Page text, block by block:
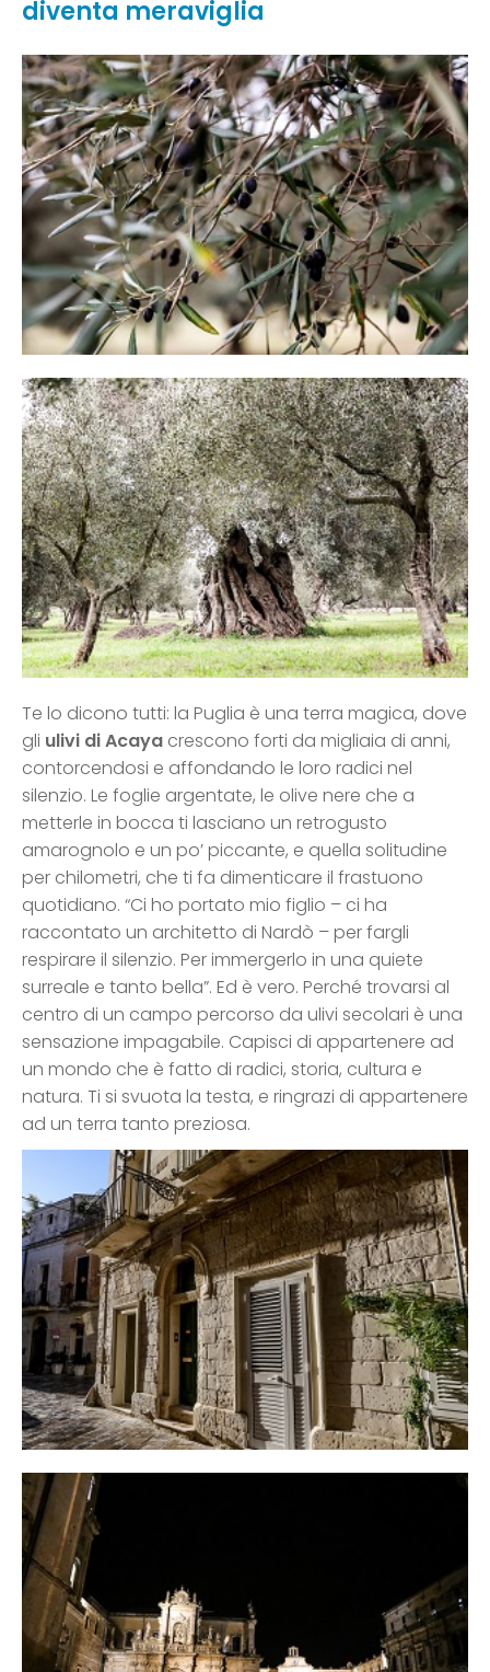
diventa meraviglia
Te lo dicono tutti: la Puglia è una terra magica, dove
gli ulivi di Acaya crescono forti da migliaia di anni,
contorcendosi e affondando le loro radici nel
silenzio. Le foglie argentate, le olive nere che a
metterle in bocca ti lasciano un retrogusto
amarognolo e un po’ piccante, e quella solitudine
per chilometri, che ti fa dimenticare il frastuono
quotidiano. “Ci ho portato mio figlio – ci ha
raccontato un architetto di Nardò – per fargli
respirare il silenzio. Per immergerlo in una quiete
surreale e tanto bella”. Ed è vero. Perché trovarsi al
centro di un campo percorso da ulivi secolari è una
sensazione impagabile. Capisci di appartenere ad
un mondo che è fatto di radici, storia, cultura e
natura. Ti si svuota la testa, e ringrazi di appartenere
ad un terra tanto preziosa.